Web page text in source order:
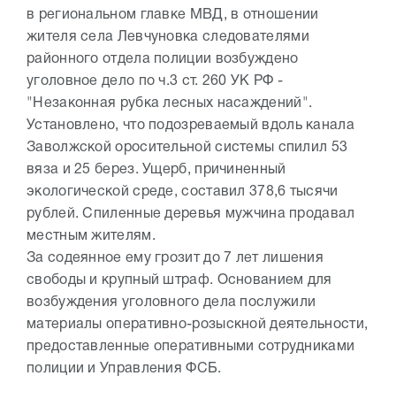
в региональном главке МВД, в отношении
жителя села Левчуновка следователями
районного отдела полиции возбуждено
уголовное дело по ч.3 ст. 260 УК РФ -
"Незаконная рубка лесных насаждений".
Установлено, что подозреваемый вдоль канала
Заволжской оросительной системы спилил 53
вяза и 25 берез. Ущерб, причиненный
экологической среде, составил 378,6 тысячи
рублей. Спиленные деревья мужчина продавал
местным жителям.
За содеянное ему грозит до 7 лет лишения
свободы и крупный штраф. Основанием для
возбуждения уголовного дела послужили
материалы оперативно-розыскной деятельности,
предоставленные оперативными сотрудниками
полиции и Управления ФСБ.